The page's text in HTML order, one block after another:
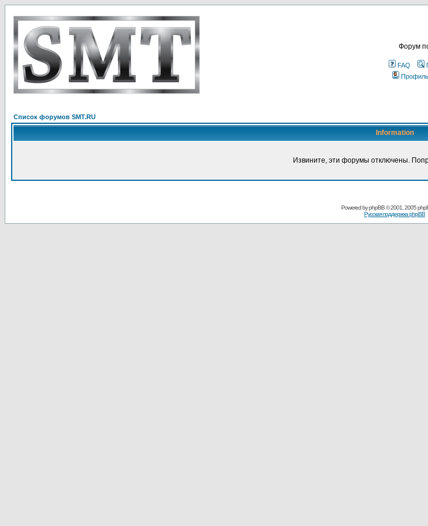
Форум
FAQ
Профиль
Список форумов SMT.RU
Information
Извините, эти форумы отключены.
Powered byphpBB© 2001, 2005
Русская поддержка phpBB